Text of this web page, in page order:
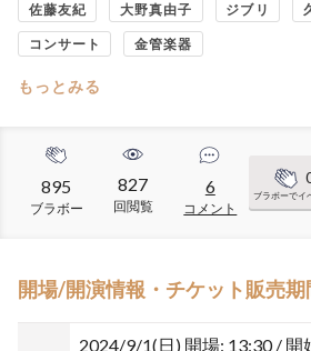
佐藤友紀 大野真由子 ジブリ
コンサート 金管楽器
もっとみる
895
ブラボー
827
回閲覧
6
コメント
ブラボーでイ
開場/開演情報・チケット販売期
2024/9/1(日) 開場: 13:30 / 開